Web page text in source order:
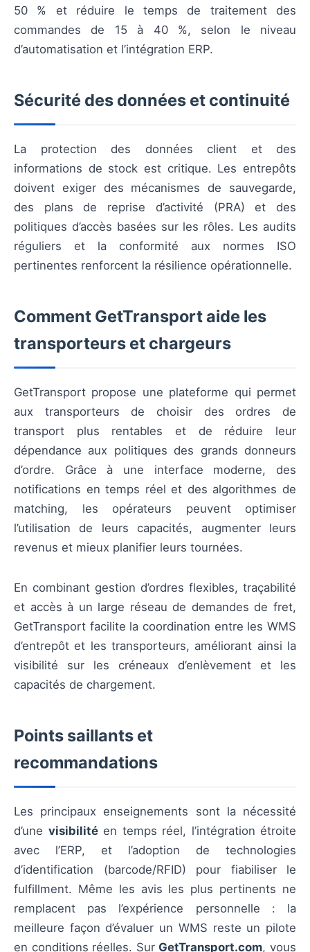
50 % et réduire le temps de traitement des
commandes de 15 à 40 %, selon le niveau
d’automatisation et l’intégration ERP.
Sécurité des données et continuité
La protection des données client et des
informations de stock est critique. Les entrepôts
doivent exiger des mécanismes de sauvegarde,
des plans de reprise d’activité (PRA) et des
politiques d’accès basées sur les rôles. Les audits
réguliers et la conformité aux normes ISO
pertinentes renforcent la résilience opérationnelle.
Comment GetTransport aide les
transporteurs et chargeurs
GetTransport propose une plateforme qui permet
aux transporteurs de choisir des ordres de
transport plus rentables et de réduire leur
dépendance aux politiques des grands donneurs
d’ordre. Grâce à une interface moderne, des
notifications en temps réel et des algorithmes de
matching, les opérateurs peuvent optimiser
l’utilisation de leurs capacités, augmenter leurs
revenus et mieux planifier leurs tournées.
En combinant gestion d’ordres flexibles, traçabilité
et accès à un large réseau de demandes de fret,
GetTransport facilite la coordination entre les WMS
d’entrepôt et les transporteurs, améliorant ainsi la
visibilité sur les créneaux d’enlèvement et les
capacités de chargement.
Points saillants et
recommandations
Les principaux enseignements sont la nécessité
d’une visibilitéen temps réel, l’intégration étroite
avec l’ERP, et l’adoption de technologies
d’identification (barcode/RFID) pour fiabiliser le
fulfillment. Même les avis les plus pertinents ne
remplacent pas l’expérience personnelle : la
meilleure façon d’évaluer un WMS reste un pilote
en conditions réelles. Sur GetTransport.com, vous